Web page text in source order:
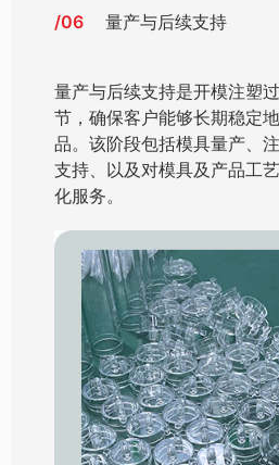
/06 量产与后续支持
量产与后续支持是开模注塑
节，确保客户能够长期稳定
品。该阶段包括模具量产、
支持、以及对模具及产品工
化服务。